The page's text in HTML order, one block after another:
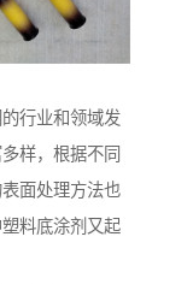
行业和领域发
样，根据不同
面处理方法也
料底涂剂又起